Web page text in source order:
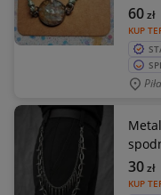
KUP
60zł
Piła
KUP
30zł